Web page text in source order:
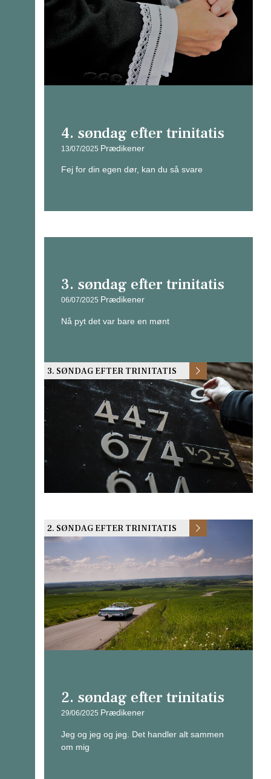
4. søndag efter trinitatis
13/07/2025 Prædikener
Fej for din egen dør, kan du så svare
3. søndag efter trinitatis
06/07/2025 Prædikener
Nå pyt det var bare en mønt
3. SØNDAG EFTER TRINITATIS
2. SØNDAG EFTER TRINITATIS
2. søndag efter trinitatis
29/06/2025 Prædikener
Jeg og jeg og jeg. Det handler alt sammen
om mig